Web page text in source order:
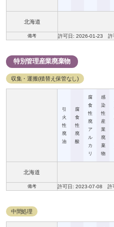
北海道
備考 許可日: 2026-01-23 許
特別管理産業廃棄物
収集・運搬(積替え保管なし)
引
火
性
廃
油
腐
食
性
廃
酸
腐
食
性
廃
ア
ル
カ
リ
感
染
性
産
業
廃
棄
物
北海道
備考 許可日: 2023-07-08 許
中間処理